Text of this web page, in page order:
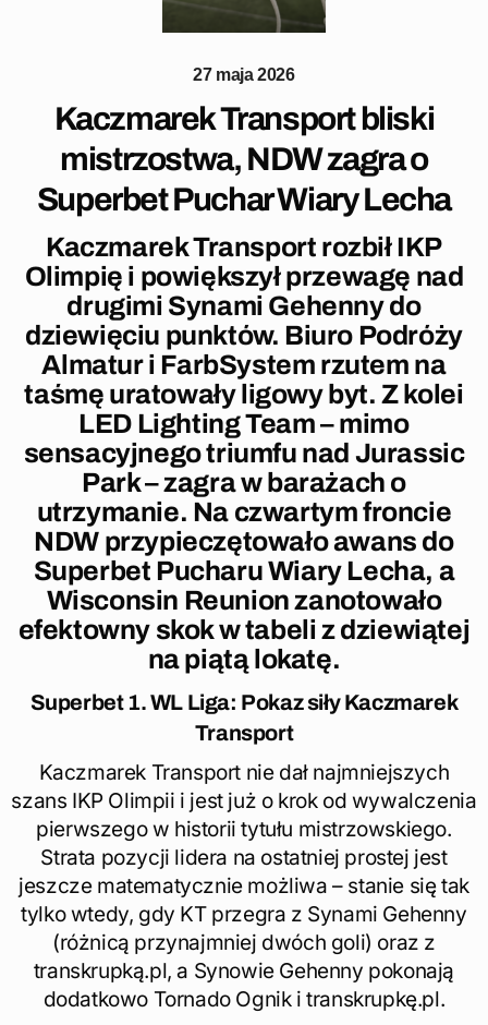
27 maja 2026
Kaczmarek Transport bliski
mistrzostwa, NDW zagra o
Superbet Puchar Wiary Lecha
Kaczmarek Transport rozbił IKP
Olimpię i powiększył przewagę nad
drugimi Synami Gehenny do
dziewięciu punktów. Biuro Podróży
Almatur i FarbSystem rzutem na
taśmę uratowały ligowy byt. Z kolei
LED Lighting Team – mimo
sensacyjnego triumfu nad Jurassic
Park – zagra w barażach o
utrzymanie. Na czwartym froncie
NDW przypieczętowało awans do
Superbet Pucharu Wiary Lecha, a
Wisconsin Reunion zanotowało
efektowny skok w tabeli z dziewiątej
na piątą lokatę.
Superbet 1. WL Liga: Pokaz siły Kaczmarek
Transport
Kaczmarek Transport nie dał najmniejszych
szans IKP Olimpii i jest już o krok od wywalczenia
pierwszego w historii tytułu mistrzowskiego.
Strata pozycji lidera na ostatniej prostej jest
jeszcze matematycznie możliwa – stanie się tak
tylko wtedy, gdy KT przegra z Synami Gehenny
(różnicą przynajmniej dwóch goli) oraz z
transkrupką.pl, a Synowie Gehenny pokonają
dodatkowo Tornado Ognik i transkrupkę.pl.